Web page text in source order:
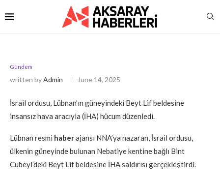
Gündem
written byAdmin June 14, 2025
İsrail ordusu, Lübnan’ın güneyindeki Beyt Lif beldesine
insansız hava aracıyla (İHA) hücum düzenledi.
Lübnan resmi haberajansı NNA’ya nazaran, İsrail ordusu,
ülkenin güneyinde bulunan Nebatiye kentine bağlı Bint
Cubeyl’deki Beyt Lif beldesine İHA saldırısı gerçekleştirdi.